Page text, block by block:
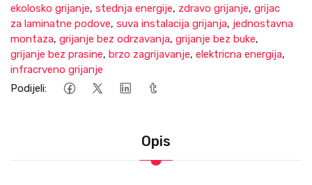
ekolosko grijanje, stednja energije, zdravo grijanje, grijac
za laminatne podove, suva instalacija grijanja, jednostavna
montaza, grijanje bez odrzavanja, grijanje bez buke,
grijanje bez prasine, brzo zagrijavanje, elektricna energija,
infracrveno grijanje
Podijeli:
Opis